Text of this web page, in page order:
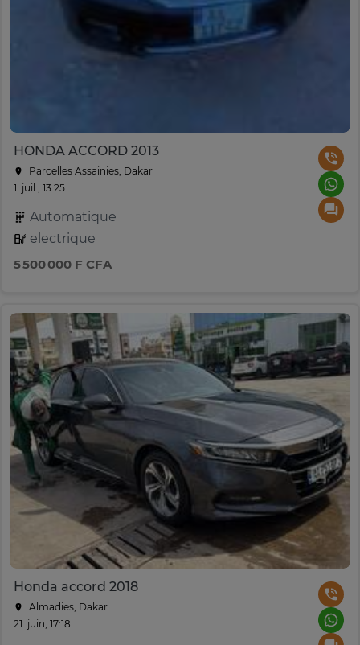
HONDA ACCORD 2013
Parcelles Assainies, Dakar
1. juil., 13:25
Automatique
electrique
5 500 000 F CFA
Honda accord 2018
Almadies, Dakar
21. juin, 17:18